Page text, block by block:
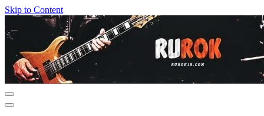
Skip to Content